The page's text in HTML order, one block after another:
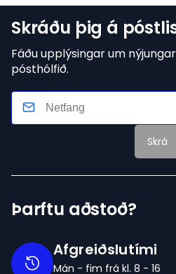
Skráðu þig á
Fáðu upplýsingar um
pósthólfið.
Skrá
Þarftu aðstoð?
Afgreiðslutími
Mán - fim frá kl. 8 - 16